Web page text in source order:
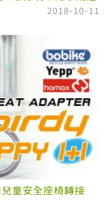
2018-10-11
童安全座椅轉接